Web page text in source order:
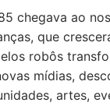
chegava ao
que
robôs
mídias,
artes,